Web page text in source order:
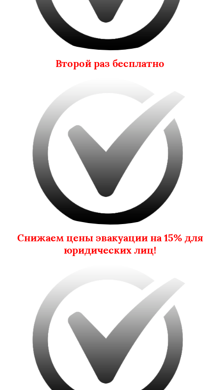
Второй раз бесплатно
Снижаем цены эвакуации на 15% для
юридических лиц!